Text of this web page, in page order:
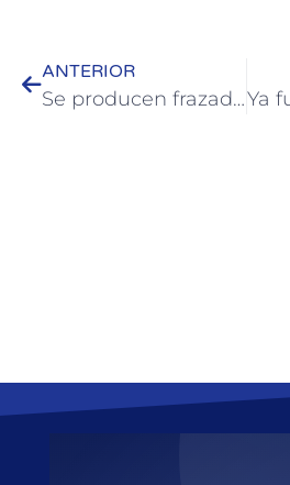
ANTERIOR
Se producen frazadas en el CIC de El Ombú